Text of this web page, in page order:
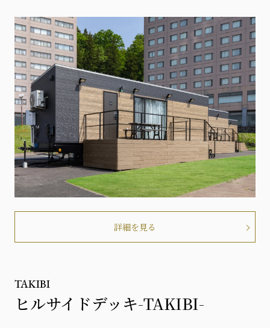
詳細を見る
TAKIBI
ヒルサイドデッキ-TAKIBI-